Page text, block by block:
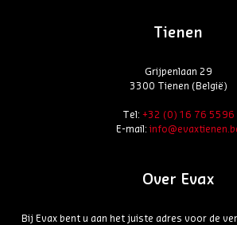
Tienen
Grijpenlaan 29
3300 Tienen (België)
Tel: +32 (0) 16 76 5596
E-mail:
Over Evax
Bij Evax bent u aan het juiste adres voor de